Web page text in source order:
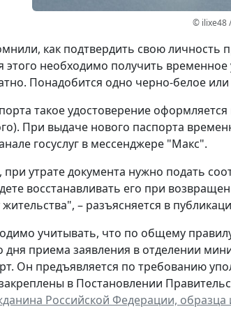
© ilixe48
как подтвердить свою личность
этого необходимо получить
Понадобится одно черно-белое
такое удостоверение
При выдаче нового паспорта
госуслуг в мессенджере "Макс".
утрате документа нужно подать
восстанавливать его при
– разъясняется в
учитывать, что по общему
дня приема заявления в отделении
Он предъявляется по требованию
в Постановлении
Российской Федерации,